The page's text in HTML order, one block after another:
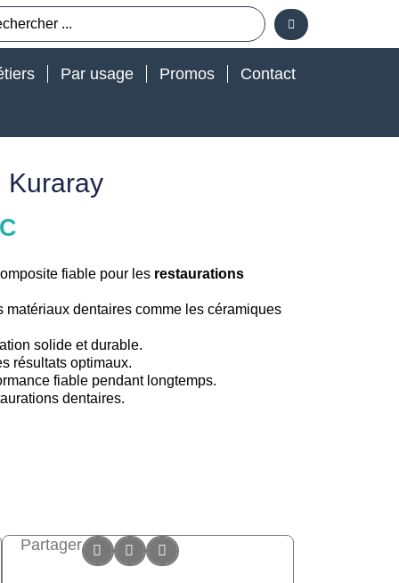
Par usage Promos Contact
Kuraray
fiable pour les restaurations
matériaux dentaires comme les céramiques
solide et durable.
résultats optimaux.
fiable pendant longtemps.
dentaires.
Partager